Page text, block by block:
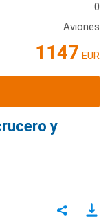
0
Aviones
1147 EUR
y